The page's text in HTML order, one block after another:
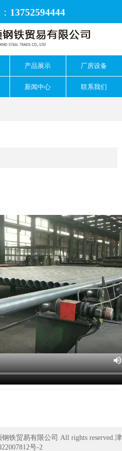
13752594444
产品展示 厂房设备
新闻中心 联系我们
铁贸易有限公司 All rights reserved. 津
号-2